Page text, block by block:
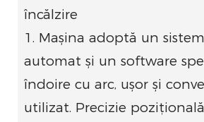
încălzire
1. Mașina adoptă un
automat și un software
îndoire cu arc, ușor și
utilizat. Precizie